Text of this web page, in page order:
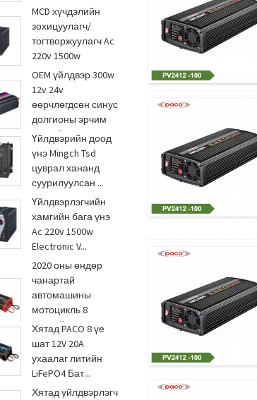
хувиргагч 24V т...
MCD хүчдэлийн
зохицуулагч/
тогтворжуулагч Ac
220v 1500w
саатал...
OEM үйлдвэр 300w
12v 24v
өөрчлөгдсөн синус
долгионы эрчим
хүчний систем...
Үйлдвэрийн доод
үнэ Mingch Tsd
цуврал хананд
суурилуулсан ...
Үйлдвэрлэгчийн
хамгийн бага үнэ
Ac 220v 1500w
Electronic V...
2020 оны өндөр
чанартай
автомашины
мотоцикль 8
шаттай Power Ce
Ro...
Хятад PACO 8 үе
шат 12V 20A
ухаалаг литийн
LiFePO4 Бат...
Хятад үйлдвэрлэгч